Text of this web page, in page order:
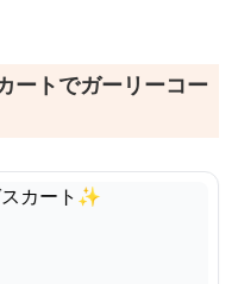
ートでガーリーコー